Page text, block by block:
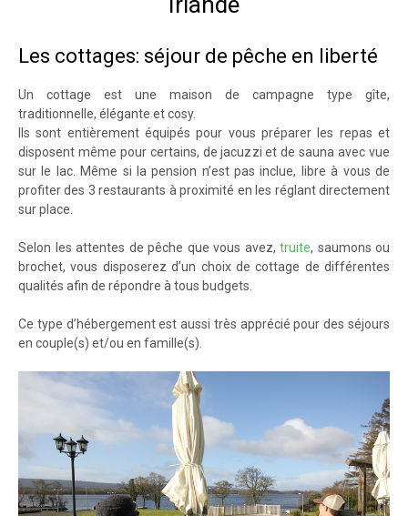
Les cottages: séjour de pêche en liberté
Un cottage est une maison de campagne type gîte,
traditionnelle, élégante et cosy.
Ils sont entièrement équipés pour vous préparer les repas et
disposent même pour certains, de jacuzzi et de sauna avec vue
sur le lac. Même si la pension n’est pas inclue, libre à vous de
profiter des 3 restaurants à proximité en les réglant directement
sur place.
Selon les attentes de pêche que vous avez, truite, saumons ou
brochet, vous disposerez d’un choix de cottage de différentes
qualités afin de répondre à tous budgets.
Ce type d’hébergement est aussi très apprécié pour des séjours
en couple(s) et/ou en famille(s).